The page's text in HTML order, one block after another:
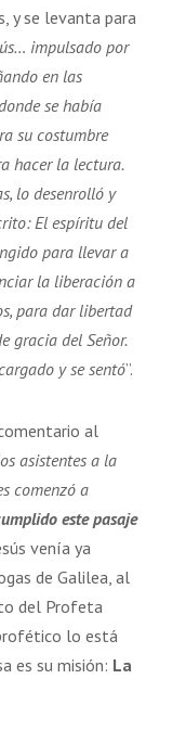
y se levanta para
impulsado por
en las
se había
su costumbre
hacer la lectura.
lo desenrolló y
El espíritu del
para llevar a
la liberación a
para dar libertad
gracia del Señor.
y se sentó”.
al
asistentes a la
comenzó a
este pasaje
venía ya
de Galilea, al
del Profeta
lo está
es su misión: La